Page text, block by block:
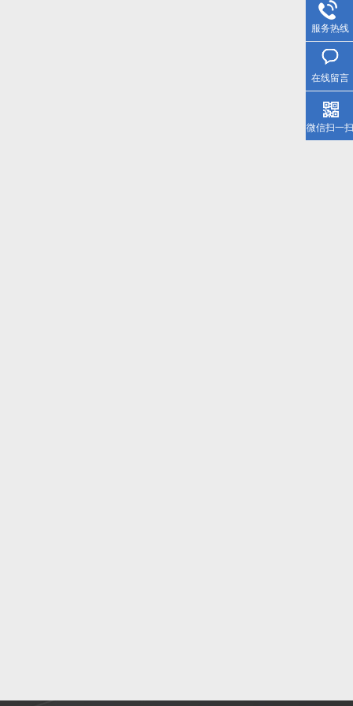
服务热线
在线留言
微信扫一扫